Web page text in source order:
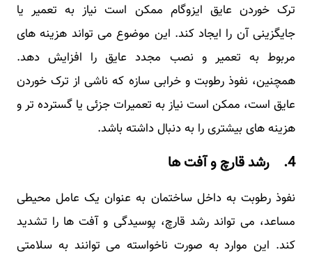
ترک خوردن عایق ایزوگام ممکن است نیاز به تعمیر یا
جایگزینی آن را ایجاد کند. این موضوع می تواند هزینه ‌های
مربوط به تعمیر و نصب مجدد عایق را افزایش دهد.
همچنین، نفوذ رطوبت و خرابی سازه که ناشی از ترک خوردن
عایق است، ممکن است نیاز به تعمیرات جزئی یا گسترده تر و
هزینه ‌های بیشتری را به دنبال داشته باشد.
4. رشد قارچ و آفت ها
نفوذ رطوبت به داخل ساختمان به عنوان یک عامل محیطی
مساعد، می‌ تواند رشد قارچ، پوسیدگی و آفت ‌ها را تشدید
کند. این موارد به صورت ناخواسته می ‌توانند به سلامتی